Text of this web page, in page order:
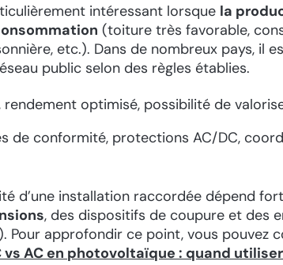
intéressant lorsque la
(toiture très favorable,
etc.). Dans de nombreux pays, il
public selon des règles établies.
optimisé, possibilité de
de conformité, protections AC/DC,
d’une installation raccordée dépend
, des dispositifs de coupure et des
Pour approfondir ce point, vous pouvez
vs AC en photovoltaïque : quand